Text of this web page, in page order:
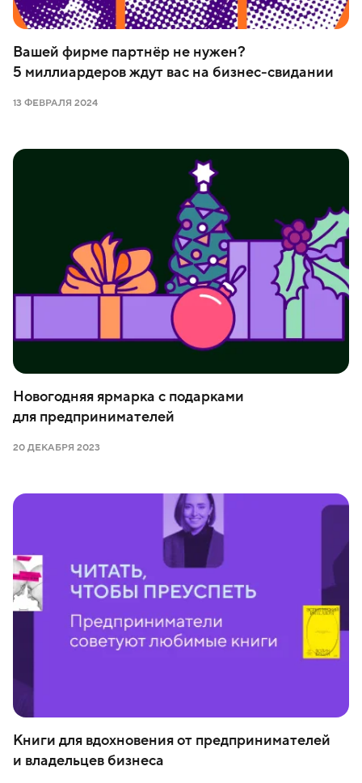
Вашей фирме партнёр не нужен?
5 миллиардеров ждут вас на бизнес-свидании
13 ФЕВРАЛЯ 2024
Новогодняя ярмарка с подарками
для предпринимателей
20 ДЕКАБРЯ 2023
Книги для вдохновения от предпринимателей
и владельцев бизнеса